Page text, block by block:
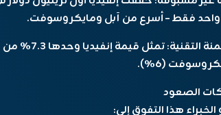
فقط – أسرع من آبل ومايكروسوفت.
(6%).
الصعود
هذا التفوق إلى: